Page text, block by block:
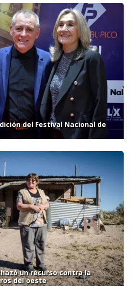
del Festival Nacional de
un recurso contra la
del oeste